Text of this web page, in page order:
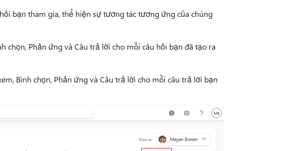
bạn tham gia, thể hiện sự tương tác tương ứng của chúng
chọn, Phản ứng và Câu trả lời cho mỗi câu hỏi bạn đã tạo ra
Bình chọn, Phản ứng và Câu trả lời cho mỗi câu trả lời bạn